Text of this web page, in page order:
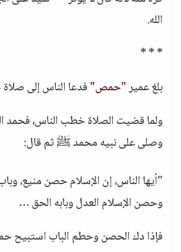
الله.
* * *
بلغ عمير"حمص"فدعا الناس إلى
ولما قضيت الصلاة خطب الناس، فحمد
وصلى على نبيه محمد ﷺ ثم قال:
"أيها الناس، إن الإسلام حصن منيع،
وحصن الإسلام العدل وبابه الحق …
فإذا دك الحصن وحطم الباب استبيح